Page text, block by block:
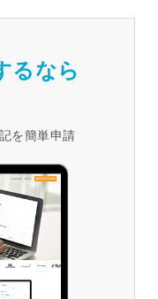
るなら
を簡単申請